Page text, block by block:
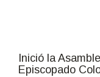
Inició la
Episcopado